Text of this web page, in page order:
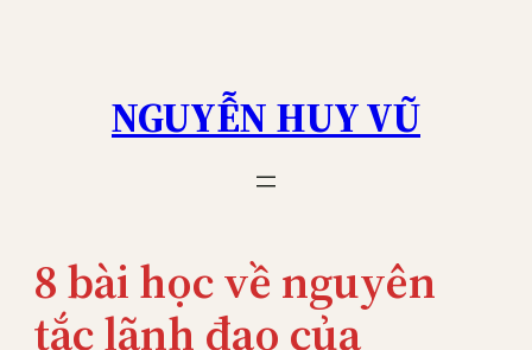
NGUYỄN HUY VŨ
8 bài học về nguyên
tắc lãnh đạo của